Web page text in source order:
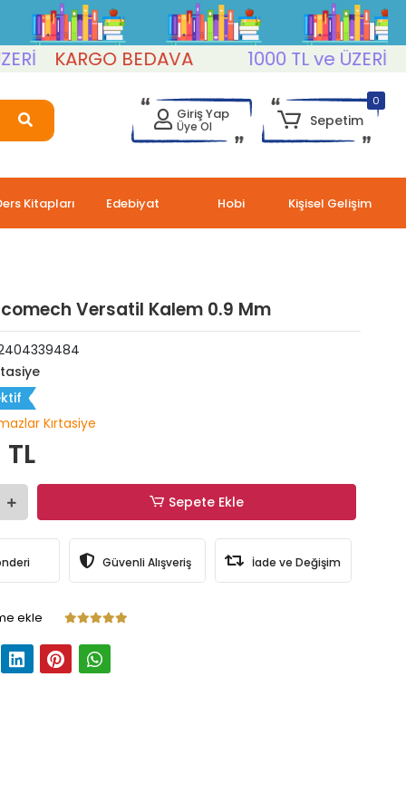
KARGO BEDAVA 1000 TL ve ÜZERİ
Giriş Yap
Üye Ol
0
Sepetim
Kitapları Edebiyat Hobi Kişisel Gelişim
Versatil Kalem 0.9 Mm
Kırtasiye
Sepete Ekle
Güvenli Alışveriş İade ve Değişim
ekle